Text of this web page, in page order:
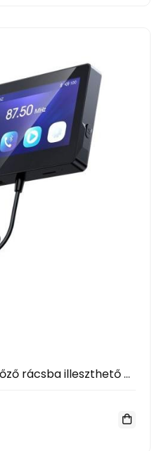
Autós MP5 lejátszó, szellőző rácsba illeszthető – vezeték nélküli Bluetooth csatlakozás / 4.3 col -M6